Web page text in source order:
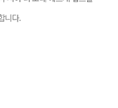
니다.